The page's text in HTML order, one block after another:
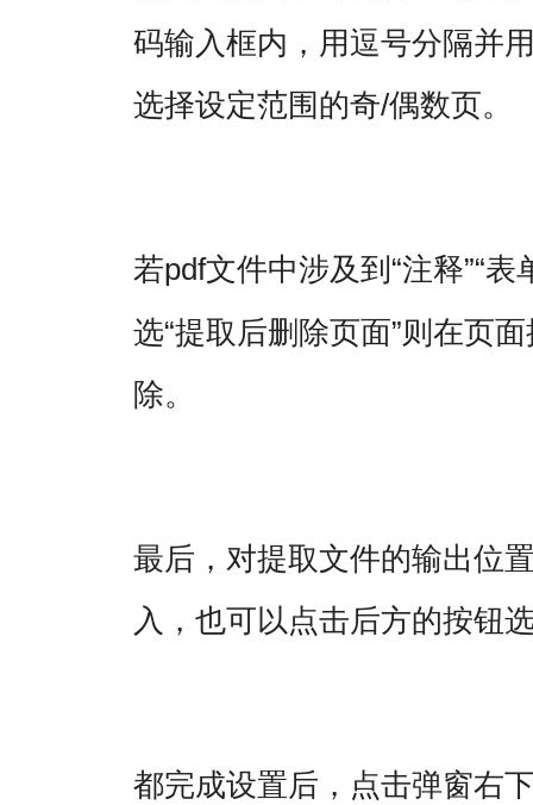
码输入框内，用逗号分隔并
选择设定范围的奇/偶数页。
若pdf文件中涉及到“注释”“
选“提取后删除页面”则在页
除。
最后，对提取文件的输出位
入，也可以点击后方的按钮
都完成设置后，点击弹窗右